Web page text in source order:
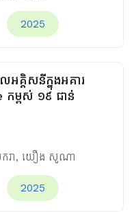
2025
អគ្គិសនីក្នុងអគារ
ម្ពស់ ១៩ ជាន់
រា, យឿង សូណា
2025